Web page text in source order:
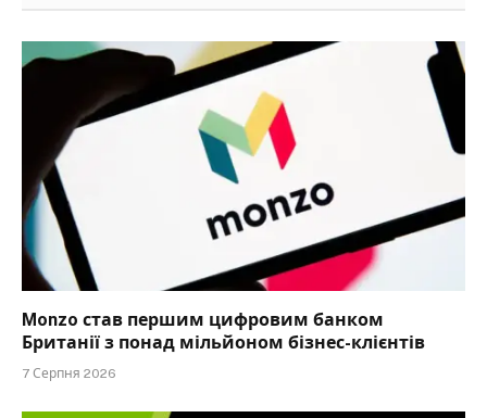
Monzo став першим цифровим банком
Британії з понад мільйоном бізнес-клієнтів
7 Серпня 2026